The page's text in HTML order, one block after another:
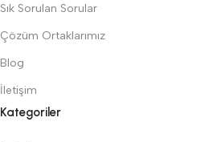
Sık Sorulan Sorular
Çözüm Ortaklarımız
Blog
İletişim
Kategoriler